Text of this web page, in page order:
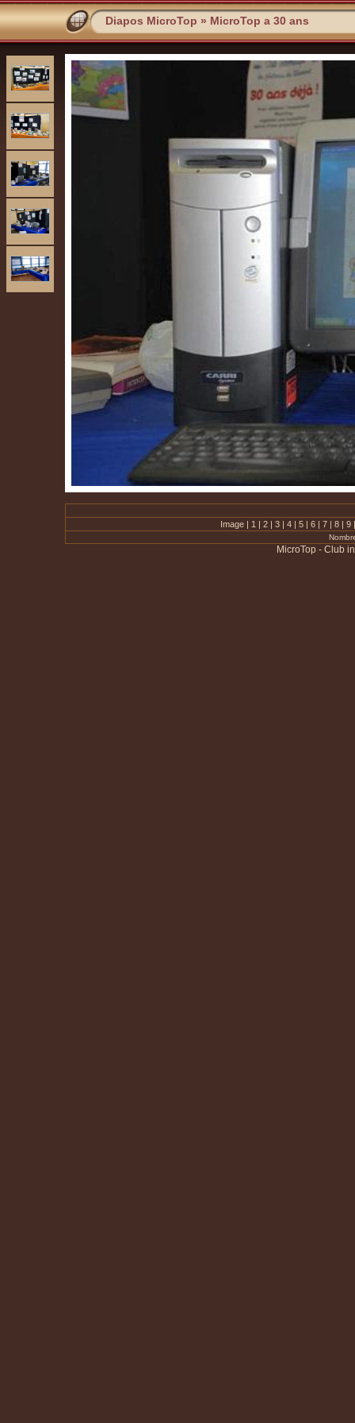
Diapos MicroTop » MicroTop a 30 ans
Image | 1 | 2 | 3 | 4 | 5 | 6 | 7 | 8 | 9 |
MicroTop - Club